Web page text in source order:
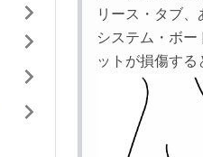
リース・タブ
システム・ボ
ットが損傷する